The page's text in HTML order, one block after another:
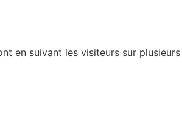
en suivant les visiteurs sur plusieurs